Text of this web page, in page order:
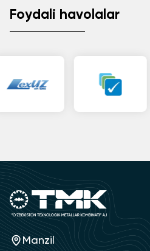
Foydali havolalar
Manzil